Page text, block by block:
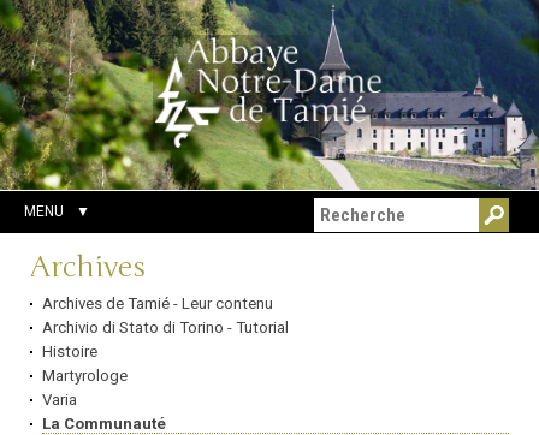
Aller
au
contenu.
|
Aller
à
la
navigation
Outils
personnels
Chercher par
Recherche
avancée…
MENU
Navigation
Archives
Archives de Tamié - Leur contenu
Archivio di Stato di Torino - Tutorial
Histoire
Martyrologe
Varia
La Communauté